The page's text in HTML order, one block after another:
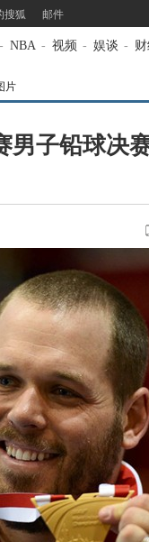
搜狐 邮件
- NBA - 视频 - 娱谈 -
片
男子铅球决